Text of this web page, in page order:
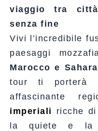
viaggio tra
senza fine
Vivi l’incredibile
paesaggi
Marocco e Sahara
tour ti porterà
affascinante
imperiali
ricche
la quiete e